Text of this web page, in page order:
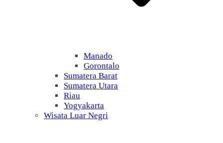
Manado
Gorontalo
Sumatera Barat
Sumatera Utara
Riau
Yogyakarta
Wisata Luar Negri